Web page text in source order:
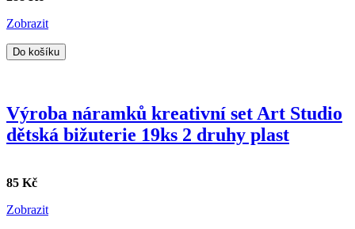
Zobrazit
Do košíku
Výroba náramků kreativní set Art Studio
dětská bižuterie 19ks 2 druhy plast
85 Kč
Zobrazit